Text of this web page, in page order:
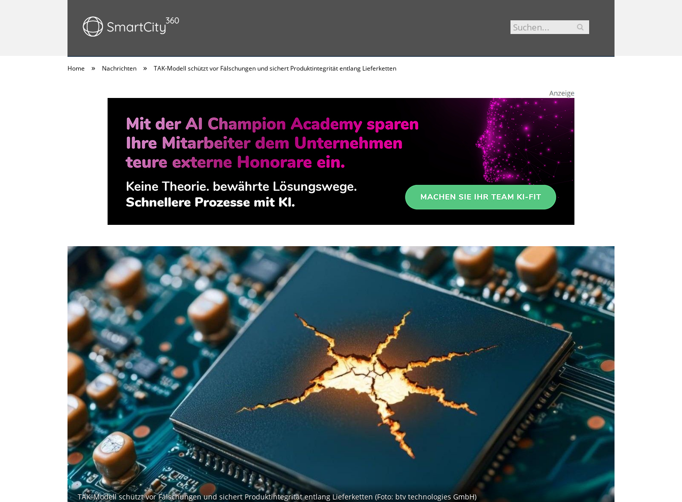
Home » Nachrichten » TAK-Modell schützt vor Fälschungen und sichert Produktintegrität entlang Lieferketten
TAK-Modell schützt vor Fälschungen und sichert Produktintegrität entlang Lieferketten (Foto: btv technologies GmbH)